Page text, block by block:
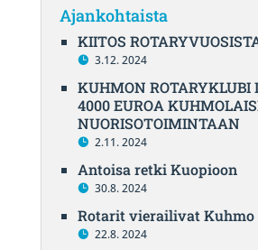
Ajankohtaista
KIITOS
3.12. 2024
KUHMON ROTARYKLUBI
4000 EUROA
NUORISOTOIMINTAAN
2.11. 2024
Antoisa retki Kuopioon
30.8. 2024
Rotarit vierailivat Kuhmo
22.8. 2024